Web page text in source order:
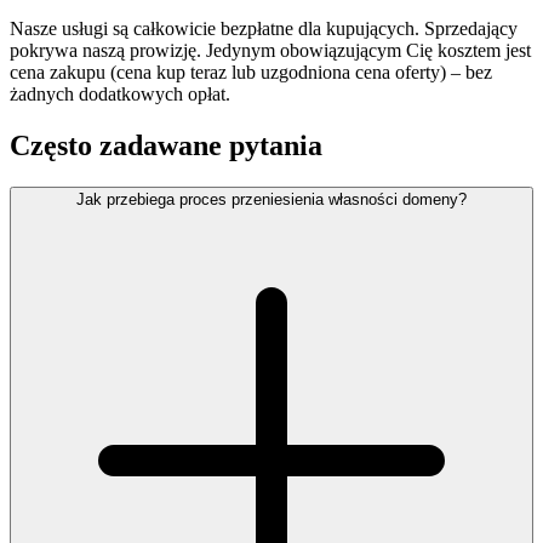
Nasze usługi są całkowicie bezpłatne dla kupujących. Sprzedający
pokrywa naszą prowizję. Jedynym obowiązującym Cię kosztem jest
cena zakupu (cena kup teraz lub uzgodniona cena oferty) – bez
żadnych dodatkowych opłat.
Często zadawane pytania
Jak przebiega proces przeniesienia własności domeny?